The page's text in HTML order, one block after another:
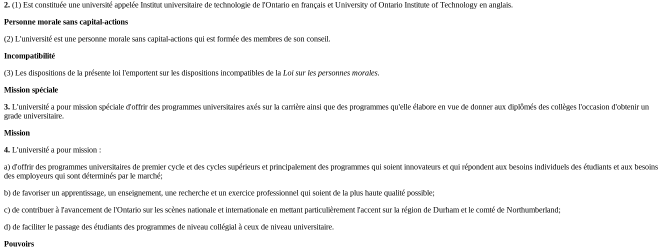
2. (1) Est constituée une université appelée Institut universitaire de technologie de l'Ontario en français et University of Ontario Institute of Technology en anglais.
Personne morale sans capital-actions
(2) L'université est une personne morale sans capital-actions qui est formée des membres de son conseil.
Incompatibilité
(3) Les dispositions de la présente loi l'emportent sur les dispositions incompatibles de la Loi sur les personnes morales.
Mission spéciale
3. L'université a pour mission spéciale d'offrir des programmes universitaires axés sur la carrière ainsi que des programmes qu'elle élabore en vue de donner aux diplômés des collèges l'occasion d'obtenir un
grade universitaire.
Mission
4. L'université a pour mission :
a) d'offrir des programmes universitaires de premier cycle et des cycles supérieurs et principalement des programmes qui soient innovateurs et qui répondent aux besoins individuels des étudiants et aux besoins
des employeurs qui sont déterminés par le marché;
b) de favoriser un apprentissage, un enseignement, une recherche et un exercice professionnel qui soient de la plus haute qualité possible;
c) de contribuer à l'avancement de l'Ontario sur les scènes nationale et internationale en mettant particulièrement l'accent sur la région de Durham et le comté de Northumberland;
d) de faciliter le passage des étudiants des programmes de niveau collégial à ceux de niveau universitaire.
Pouvoirs